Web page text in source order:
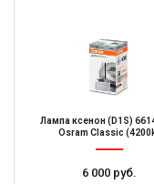
Лампа ксенон (D1S)
Osram Classic
6 000 руб.